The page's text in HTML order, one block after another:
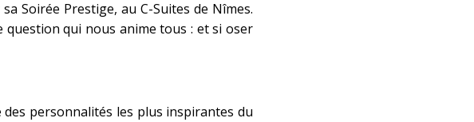
Soirée Prestige, au C-Suites de Nîmes.
question qui nous anime tous : et si oser
des personnalités les plus inspirantes du